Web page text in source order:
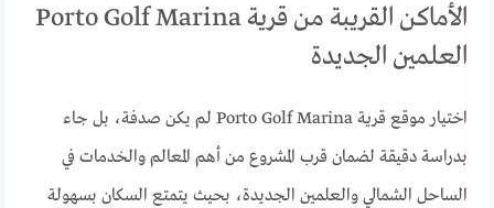
الأماكن القريبة من قرية Porto Golf Marina
العلمين الجديدة
اختيار موقع قرية Porto Golf Marina لم يكن صدفة، بل جاء
بدراسة دقيقة لضمان قرب المشروع من أهم المعالم والخدمات في
الساحل الشمالي والعلمين الجديدة، بحيث يتمتع السكان بسهولة